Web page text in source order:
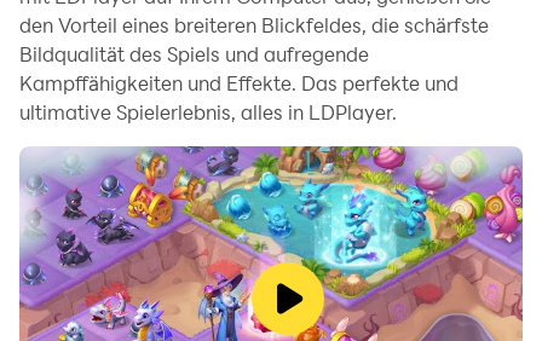
navigieren, und das Steuern von Anwendungen mit
Maus und Tastatur ist viel schneller als das Berühren
des Bildschirms, und Sie müssen sich nie um die
Leistung Ihres Geräts sorgen.
Dank der Multi-Instanz- und
Synchronisationsfunktionen können Sie auch mehrere
Apps und Konten auf Ihrem Computer ausführen.
Die Funktion zum Übertragen von Dateien zwischen
dem Emulator und dem Computer erleichtert auch das
den Vorteil eines breiteren Blickfeldes, die schärfste
Bildqualität des Spiels und aufregende
Kampffähigkeiten und Effekte. Das perfekte und
ultimative Spielerlebnis, alles in LDPlayer.